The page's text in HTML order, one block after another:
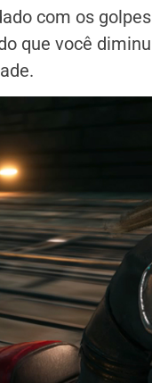
com os
que você